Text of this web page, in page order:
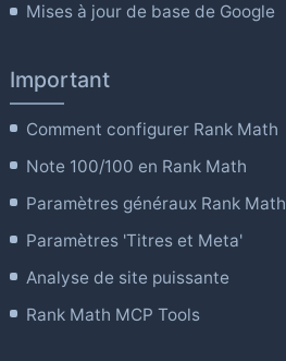
Mises à jour de base de Google
Important
Comment configurer Rank Math
Note 100/100 en Rank Math
Paramètres généraux Rank Math
Paramètres 'Titres et Meta'
Analyse de site puissante
Rank Math MCP Tools